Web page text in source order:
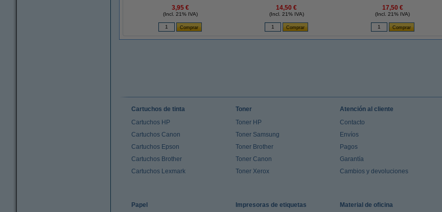
3,95 €
(Incl. 21% IVA)
14,50 €
(Incl. 21% IVA)
17,50 €
(Incl. 21% IVA)
Cartuchos de tinta
Cartuchos HP
Cartuchos Canon
Cartuchos Epson
Cartuchos Brother
Cartuchos Lexmark
Toner
Toner HP
Toner Samsung
Toner Brother
Toner Canon
Toner Xerox
Atención al cliente
Contacto
Envíos
Pagos
Garantía
Cambios y devoluciones
Papel Impresoras de etiquetas Material de oficina